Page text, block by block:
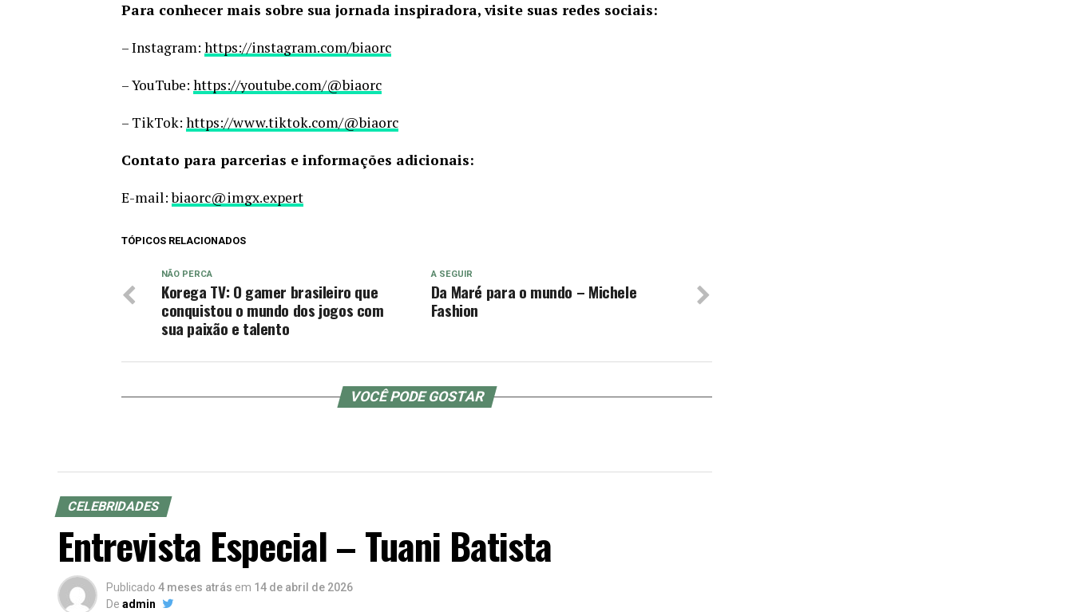
Para conhecer mais sobre sua jornada inspiradora, visite suas redes sociais:
– Instagram: https://instagram.com/biaorc
– YouTube: https://youtube.com/@biaorc
– TikTok: https://www.tiktok.com/@biaorc
Contato para parcerias e informações adicionais:
E-mail:biaorc@imgx.expert
TÓPICOS RELACIONADOS
A SEGUIR
Da Maré para o mundo – Michele
Fashion
NÃO PERCA
Korega TV: O gamer brasileiro que
conquistou o mundo dos jogos com
sua paixão e talento
VOCÊ PODE GOSTAR
CELEBRIDADES
Entrevista Especial – Tuani Batista
Publicado 4 meses atrás em 14 de abril de 2026
De admin